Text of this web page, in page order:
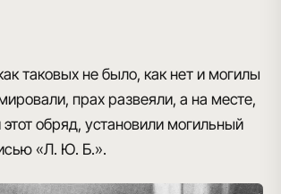
таковых не было, как нет и могилы
прах развеяли, а на месте,
обряд, установили могильный
«Л. Ю. Б.».